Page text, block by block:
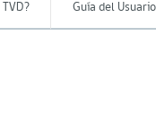
Guía del Usuario